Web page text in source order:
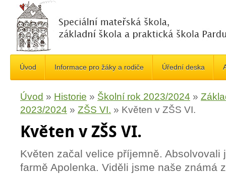
Úvod Informace pro žáky a rodiče Úřední deska
Úvod » Historie » Školní rok 2023/2024 »
2023/2024 » ZŠS VI. » Květen v ZŠS VI.
Květen v ZŠS VI.
Květen začal velice příjemně. Absolvovali
farmě Apolenka. Viděli jsme naše známá